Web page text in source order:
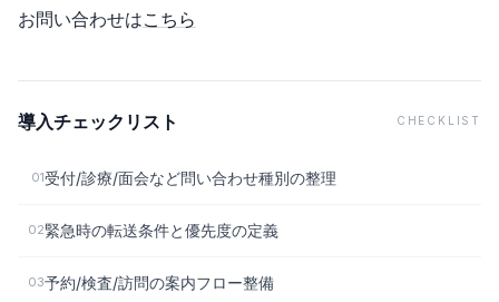
お問い合わせはこちら
導入チェックリスト CHECKLIST
01受付/診療/面会など問い合わせ種別の整理
02緊急時の転送条件と優先度の定義
03予約/検査/訪問の案内フロー整備